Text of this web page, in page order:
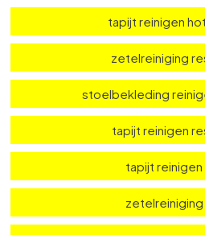
professionele
schoonmaak
tapijt reinigen
tapijt reinigen
zetelreiniging
stoelbekleding
tapijt reinigen